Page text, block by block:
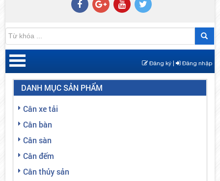
Đăng ký | Đăng nhập
DANH MỤC SẢN PHẨM
Cân xe tải
Cân bàn
Cân sàn
Cân đếm
Cân thủy sản